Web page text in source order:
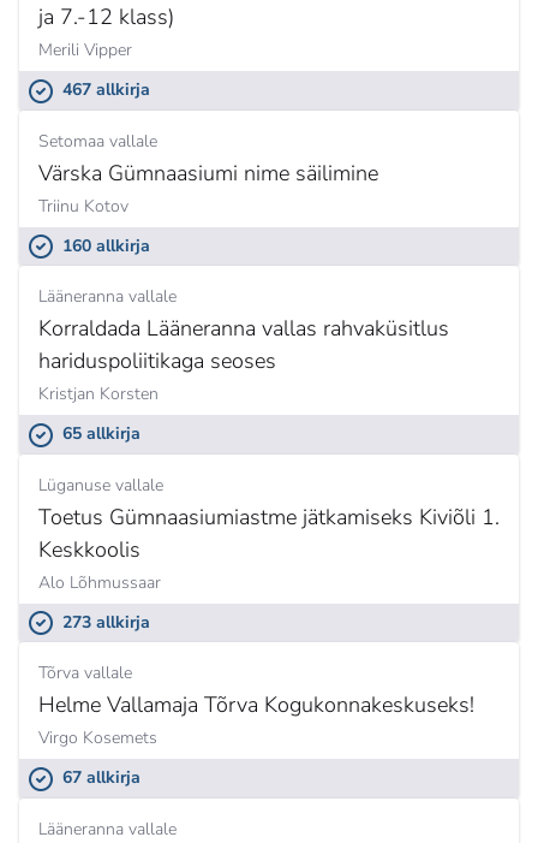
ja 7.-12 klass)
Merili Vipper
467 allkirja
Setomaa vallale
Värska Gümnaasiumi nime säilimine
Triinu Kotov
160 allkirja
Lääneranna vallale
Korraldada Lääneranna vallas rahvaküsitlus
hariduspoliitikaga seoses
Kristjan Korsten
65 allkirja
Lüganuse vallale
Toetus Gümnaasiumiastme jätkamiseks Kiviõli 1.
Keskkoolis
Alo Lõhmussaar
273 allkirja
Tõrva vallale
Helme Vallamaja Tõrva Kogukonnakeskuseks!
Virgo Kosemets
67 allkirja
Lääneranna vallale